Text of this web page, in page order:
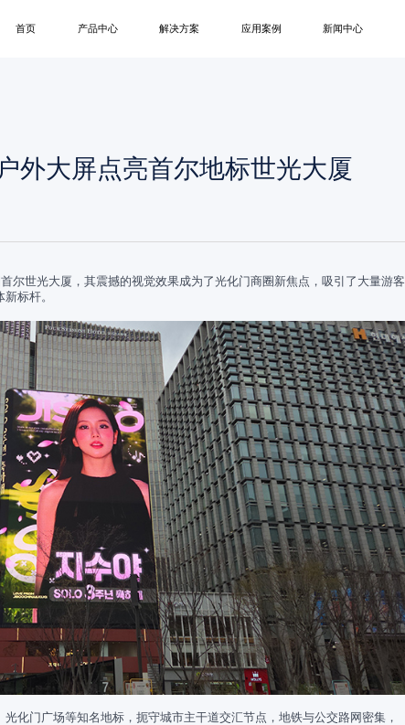
首页 产品中心 解决方案
演播室解决方案
应用案例
企业
新闻中心
外大屏点亮首尔地标世光大厦
尔世光大厦，其震撼的视觉效果成为了光化门商圈新焦点，吸引了大量游客
标杆。
化门广场等知名地标，扼守城市主干道交汇节点，地铁与公交路网密集，